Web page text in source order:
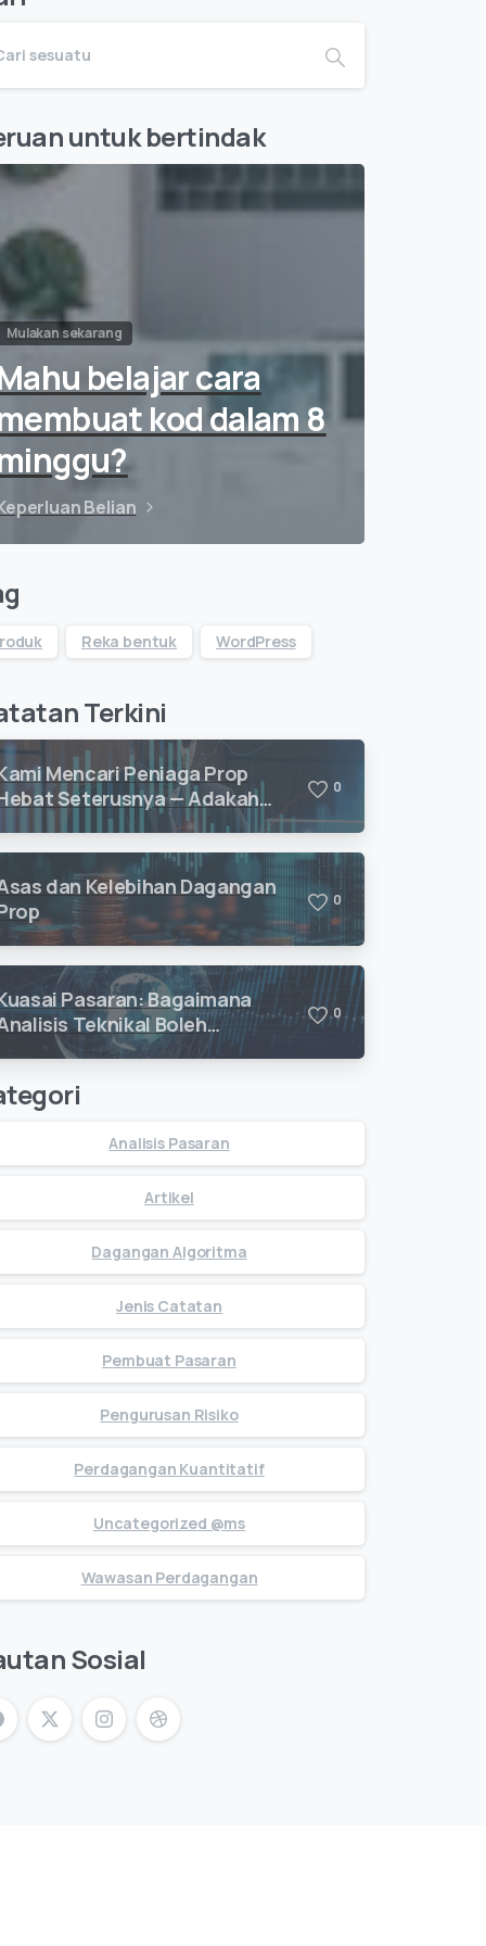
untuk bertindak
Mulakan sekarang
belajar cara
kod dalam 8
Belian
Reka bentuk WordPress
Terkini
Mencari Peniaga Prop
Seterusnya — Adakah
Bersedia untuk Berdagang
Vision Quant?
0
dan Kelebihan Dagangan
0
Pasaran: Bagaimana
Teknikal Boleh
Kejayaan
0
Analisis Pasaran
Artikel
Dagangan Algoritma
Jenis Catatan
Pembuat Pasaran
Pengurusan Risiko
Perdagangan Kuantitatif
Uncategorized @ms
Wawasan Perdagangan
Sosial